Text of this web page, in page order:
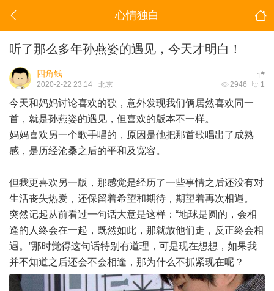
心情独白
听了那么多年孙燕姿的遇见，今天才明白！
1#
四角钱
2946 1
2020-2-22 23:14 北京
今天和妈妈讨论喜欢的歌，意外发现我们俩居然喜欢同一
首，就是孙燕姿的遇见，但喜欢的版本不一样。
妈妈喜欢另一个歌手唱的，原因是他把那首歌唱出了成熟
感，是历经沧桑之后的平和及宽容。
但我更喜欢另一版，那感觉是经历了一些事情之后还没有对
生活丧失热爱，还保留着希望和期待，期望着再次相遇。
突然记起从前看过一句话大意是这样：“地球是圆的，会相
逢的人终会在一起，既然如此，那就放他们走，反正终会相
遇。”那时觉得这句话特别有道理，可是现在想想，如果我
并不知道之后还会不会相逢，那为什么不抓紧现在呢？